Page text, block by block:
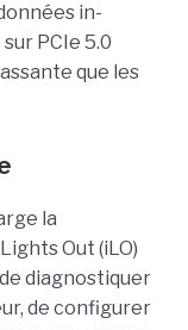
in-
PCIe 5.0
que les
la
Out (iLO)
diagnostiquer
de configurer